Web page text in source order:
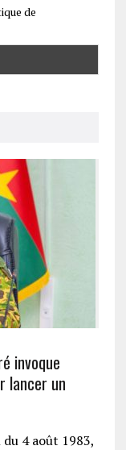
de
invoque
lancer un
4 août 1983,